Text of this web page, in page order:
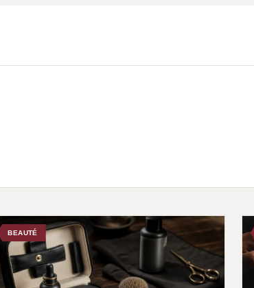
BEAUTÉ